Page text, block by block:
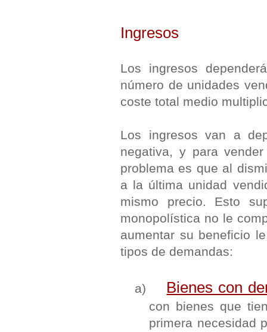
Ingresos
Los ingresos
número de unidades
coste total medio
Los ingresos van a
negativa, y para
problema es que al
a la última unidad
mismo precio. Esto
monopolística no le
aumentar su beneficio
tipos de demandas:
a) Bienes con
con bienes que
primera necesidad